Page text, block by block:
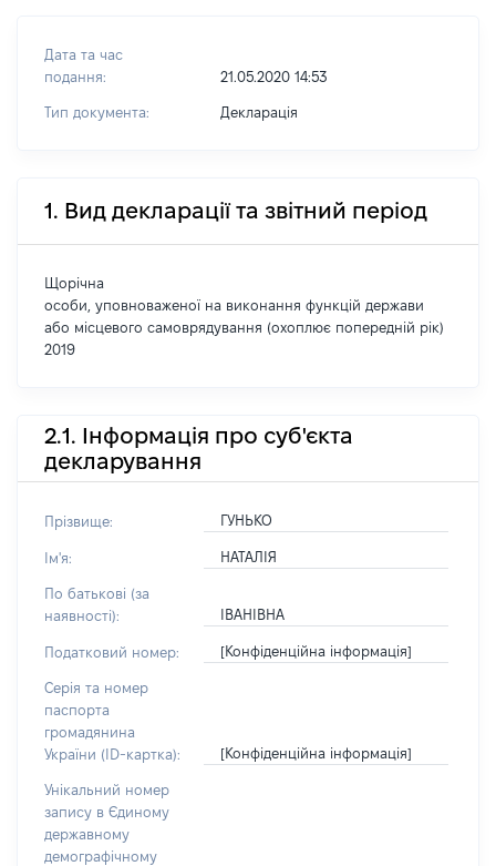
Дата та час
подання:
21.05.2020 14:53
Тип документа: Декларація
1. Вид декларації та звітний період
Щорічна
особи, уповноваженої на виконання функцій держави
або місцевого самоврядування (охоплює попередній рік)
2019
2.1. Інформація про суб'єкта
декларування
Прізвище: ГУНЬКО
Ім'я: НАТАЛІЯ
По батькові (за
наявності):
ІВАНІВНА
Податковий номер: [Конфіденційна інформація]
Серія та номер
паспорта
громадянина
України (ID-картка):
[Конфіденційна інформація]
Унікальний номер
запису в Єдиному
державному
демографічному